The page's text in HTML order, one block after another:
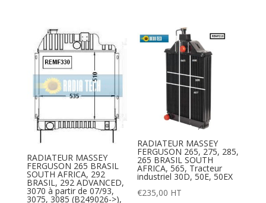
RADIATEUR MASSEY
FERGUSON 265 BRASIL
SOUTH AFRICA, 292
BRASIL, 292 ADVANCED,
3070 à partir de 07/93,
3075, 3085 (B249026->),
RADIATEUR MASSEY
FERGUSON 265, 275, 285,
265 BRASIL SOUTH
AFRICA, 565, Tracteur
industriel 30D, 50E, 50EX
€235,00 HT